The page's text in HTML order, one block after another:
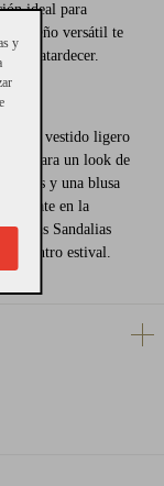
ideal para
diseño versátil te
al atardecer.
tu vestido ligero
para un look de
shorts y una blusa
en la
las Sandalias
estival.
y